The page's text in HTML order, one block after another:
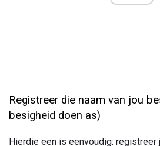
Registreer die naam van jou
besigheid doen as)
Hierdie een is eenvoudig: registreer